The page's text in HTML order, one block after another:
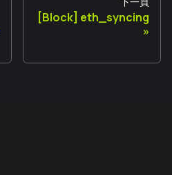
[Block] eth_syncing